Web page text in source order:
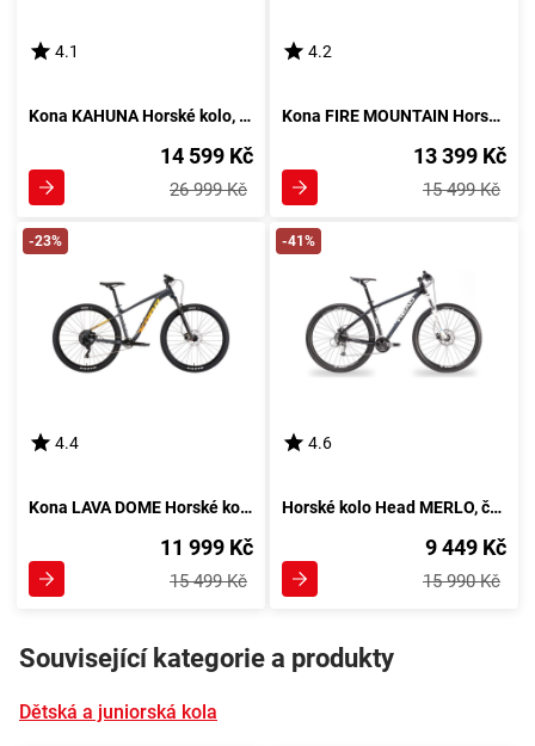
4.1
Kona KAHUNA Horské kolo, zelená
14 599 Kč
26 999 Kč
4.2
Kona FIRE MOUNTAIN Horské kolo, stříbrná
13 399 Kč
15 499 Kč
-23%
4.4
Kona LAVA DOME Horské kolo, černá
11 999 Kč
15 499 Kč
-41%
4.6
Horské kolo Head MERLO, černé
9 449 Kč
15 990 Kč
Související kategorie a produkty
Dětská a juniorská kola